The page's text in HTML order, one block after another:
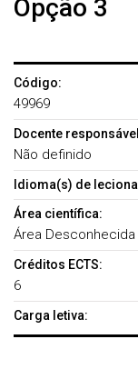
Opção 3
Código:
49969
Docente
Não definido
Idioma(s) de
Área científica:
Área Desconhecida
Créditos ECTS:
6
Carga letiva: